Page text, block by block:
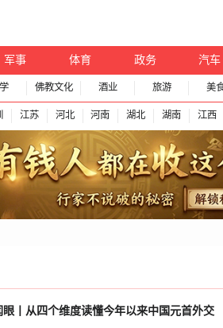
军事 体育 政务 汽车
佛教文化 酒业 旅游 美
江苏 河北 河南 湖北 湖南 江西
眼丨从四个维度读懂今年以来中国元首外交